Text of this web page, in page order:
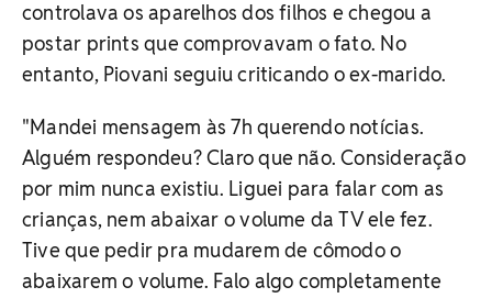
controlava os aparelhos dos filhos e chegou a
postar prints que comprovavam o fato. No
entanto, Piovani seguiu criticando o ex-marido.
"Mandei mensagem às 7h querendo notícias.
Alguém respondeu? Claro que não. Consideração
por mim nunca existiu. Liguei para falar com as
crianças, nem abaixar o volume da TV ele fez.
Tive que pedir pra mudarem de cômodo o
abaixarem o volume. Falo algo completamente